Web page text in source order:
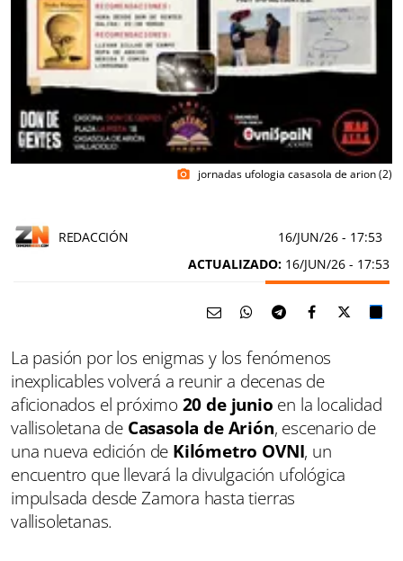
photo_camera jornadas ufologia casasola de arion (2)
REDACCIÓN 16/JUN/26 - 17:53
ACTUALIZADO: 16/JUN/26 - 17:53
La pasión por los enigmas y los fenómenos
inexplicables volverá a reunir a decenas de
aficionados el próximo 20 de junio en la localidad
vallisoletana de Casasola de Arión, escenario de
una nueva edición de Kilómetro OVNI, un
encuentro que llevará la divulgación ufológica
impulsada desde Zamora hasta tierras
vallisoletanas.